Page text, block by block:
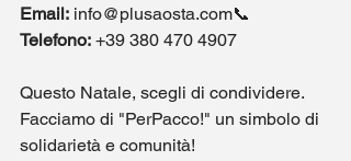
Email: info@plusaosta.com📞
Telefono: +39 380 470 4907
Questo Natale, scegli di condividere.
Facciamo di "PerPacco!" un simbolo di
solidarietà e comunità!